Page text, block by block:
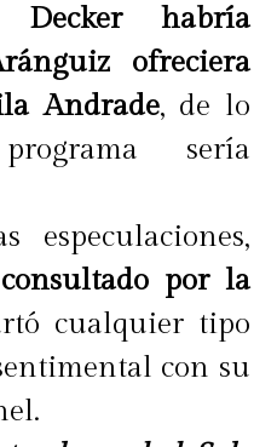
habría
ofreciera
Andrade, de lo
sería
por la
cualquier tipo
con su